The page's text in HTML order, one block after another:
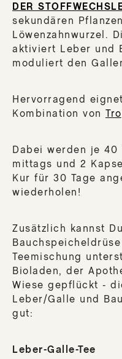
DER
sekundären
Löwenzahnwurzel.
aktiviert Leber und
moduliert den
Hervorragend
Kombination von
Dabei werden je 40
mittags und 2
Kur für 30 Tage
wiederholen!
Zusätzlich kannst
Teemischung
Bioladen, der
Wiese gepflückt -
Leber/Galle und
gut:
Leber-Galle-Tee